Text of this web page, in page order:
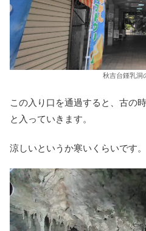
秋吉台鍾乳洞
この入り口を通過すると、古の
と入っていきます。
涼しいというか寒いくらいです。